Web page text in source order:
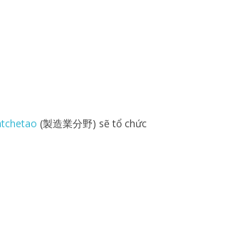
(製造業分野) sẽ tổ chức